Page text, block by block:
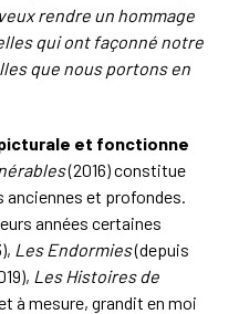
rendre un hommage
qui ont façonné notre
que nous portons en
et fonctionne
(2016) constitue
anciennes et profondes.
années certaines
Les Endormies(depuis
Les Histoires de
à mesure, grandit en moi